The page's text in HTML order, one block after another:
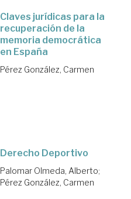
Claves jurídicas para la
recuperación de la
memoria democrática
en España
Pérez González, Carmen
Derecho Deportivo
Palomar Olmeda, Alberto;
Pérez González, Carmen